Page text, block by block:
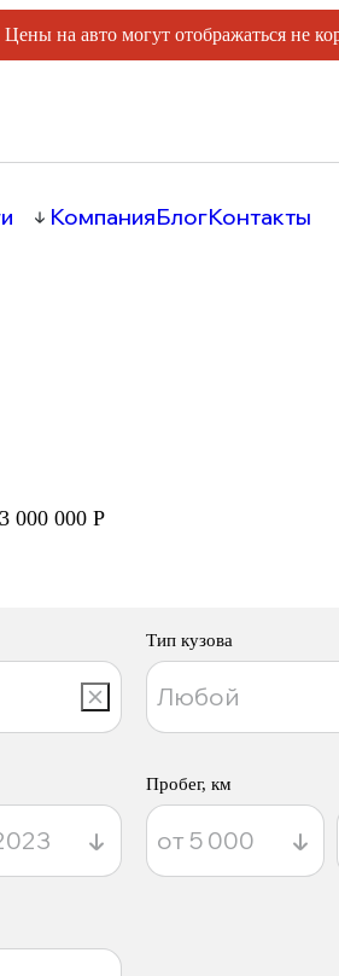
на авто могут отображаться не
КомпанияБлогКонтакты
000 000 Р
Тип кузова
Пробег, км